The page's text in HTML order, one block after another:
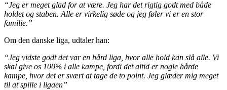
“Jeg er meget glad for at være. Jeg har det rigtig godt med både
holdet og staben. Alle er virkelig søde og jeg føler vi er en stor
familie.”
Om den danske liga, udtaler han:
“Jeg vidste godt det var en hård liga, hvor alle hold kan slå alle. Vi
skal give os 100% i alle kampe, fordi det altid er nogle hårde
kampe, hvor det er svært at tage de to point. Jeg glæder mig meget
til at spille i ligaen”